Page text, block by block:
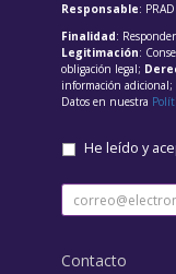
Responsable:
Finalidad:
Legitimación:
obligación legal;
información adicional;
Datos en nuestra
He leído y
Contacto